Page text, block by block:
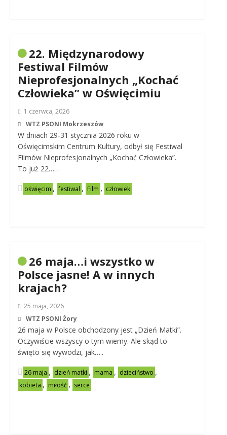
22. Międzynarodowy
Festiwal Filmów
Nieprofesjonalnych „Kochać
Człowieka” w Oświęcimiu
1 czerwca, 2026
WTZ PSONI Mokrzeszów
W dniach 29-31 stycznia 2026 roku w
Oświęcimskim Centrum Kultury, odbył się Festiwal
Filmów Nieprofesjonalnych „Kochać Człowieka”.
To już 22……
oświęcim , festiwal , Film , człowiek
26 maja…i wszystko w
Polsce jasne! A w innych
krajach?
25 maja, 2026
WTZ PSONI Żory
26 maja w Polsce obchodzony jest „Dzień Matki”.
Oczywiście wszyscy o tym wiemy. Ale skąd to
święto się wywodzi, jak…..
26 maja , dzień matki , mama , dzieciństwo ,
kobieta , miłość , serce